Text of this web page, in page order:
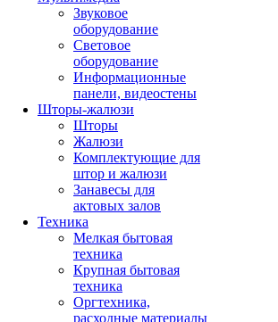
Звуковое
оборудование
Световое
оборудование
Информационные
панели, видеостены
Шторы-жалюзи
Шторы
Жалюзи
Комплектующие для
штор и жалюзи
Занавесы для
актовых залов
Техника
Мелкая бытовая
техника
Крупная бытовая
техника
Оргтехника,
расходные материалы